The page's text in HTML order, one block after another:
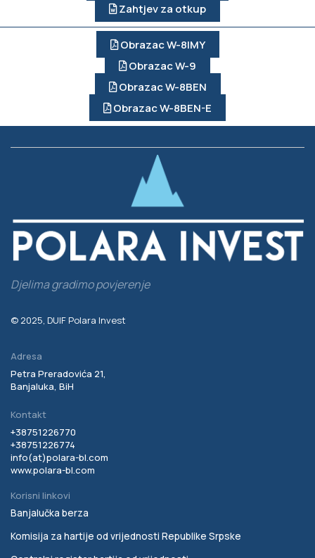
Zahtjev za otkup
Obrazac W-8IMY
Obrazac W-9
Obrazac W-8BEN
Obrazac W-8BEN-E
Djelima gradimo povjerenje
© 2025, DUIF Polara Invest
Adresa
Petra Preradovića 21,
Banjaluka, BiH
Kontakt
+38751226770
+38751226774
info(at)polara-bl.com
www.polara-bl.com
Korisni linkovi
Banjalučka berza
Komisija za hartije od vrijednosti Republike Srpske